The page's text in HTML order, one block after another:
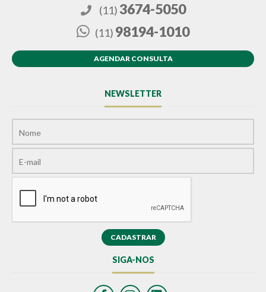
(11) 3674-5050
(11) 98194-1010
AGENDAR CONSULTA
NEWSLETTER
SIGA-NOS